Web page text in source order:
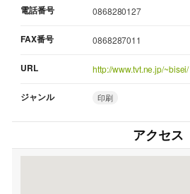
電話番号 0868280127
FAX番号 0868287011
URL http://www.tvt.ne.jp/~bisei/
ジャンル 印刷
アクセス